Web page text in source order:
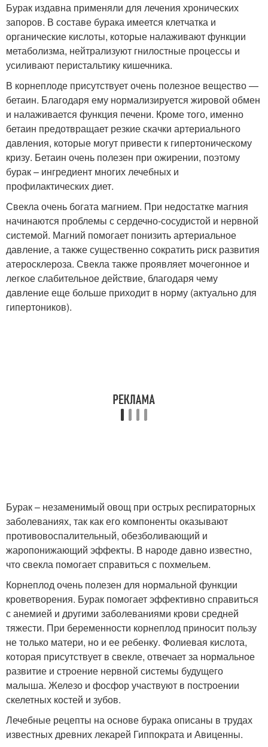
Бурак издавна применяли для лечения хронических
запоров. В составе бурака имеется клетчатка и
органические кислоты, которые налаживают функции
метаболизма, нейтрализуют гнилостные процессы и
усиливают перистальтику кишечника.
В корнеплоде присутствует очень полезное вещество —
бетаин. Благодаря ему нормализируется жировой обмен
и налаживается функция печени. Кроме того, именно
бетаин предотвращает резкие скачки артериального
давления, которые могут привести к гипертоническому
кризу. Бетаин очень полезен при ожирении, поэтому
бурак – ингредиент многих лечебных и
профилактических диет.
Свекла очень богата магнием. При недостатке магния
начинаются проблемы с сердечно-сосудистой и нервной
системой. Магний помогает понизить артериальное
давление, а также существенно сократить риск развития
атеросклероза. Свекла также проявляет мочегонное и
легкое слабительное действие, благодаря чему
давление еще больше приходит в норму (актуально для
гипертоников).
Бурак – незаменимый овощ при острых респираторных
заболеваниях, так как его компоненты оказывают
противовоспалительный, обезболивающий и
жаропонижающий эффекты. В народе давно известно,
что свекла помогает справиться с похмельем.
Корнеплод очень полезен для нормальной функции
кроветворения. Бурак помогает эффективно справиться
с анемией и другими заболеваниями крови средней
тяжести. При беременности корнеплод приносит пользу
не только матери, но и ее ребенку. Фолиевая кислота,
которая присутствует в свекле, отвечает за нормальное
развитие и строение нервной системы будущего
малыша. Железо и фосфор участвуют в построении
скелетных костей и зубов.
Лечебные рецепты на основе бурака описаны в трудах
известных древних лекарей Гиппократа и Авиценны.